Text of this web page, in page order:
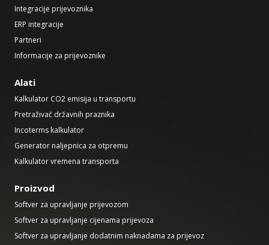
Integracije prijevoznika
ERP integracije
Partneri
Informacije za prijevoznike
Alati
Kalkulator CO2 emisija u transportu
Pretraživač državnih praznika
Incoterms kalkulator
Generator naljepnica za otpremu
Kalkulator vremena transporta
Proizvod
Softver za upravljanje prijevozom
Softver za upravljanje cijenama prijevoza
Softver za upravljanje dodatnim naknadama za prijevoz